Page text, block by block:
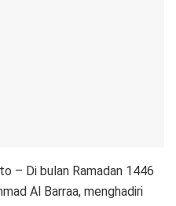
– Di bulan Ramadan 1446
Al Barraa, menghadiri